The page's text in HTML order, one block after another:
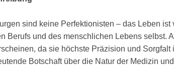
sind keine Perfektionisten – das Leben
Berufs und des menschlichen Lebens selbst.
da sie höchste Präzision und
Botschaft über die Natur der Medizin